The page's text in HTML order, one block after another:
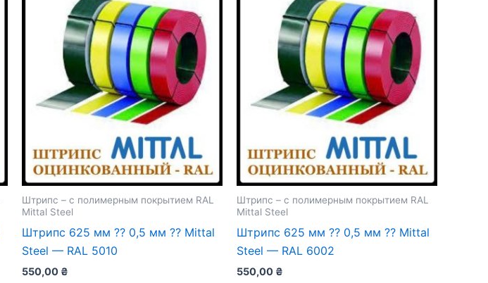
Штрипс – с полимерным покрытием RAL
Mittal Steel
Штрипс 625 мм ⁇ 0,5 мм ⁇ Mittal
Steel — RAL 5010
550,00 ₴
Штрипс – с полимерным покрытием RAL
Mittal Steel
Штрипс 625 мм ⁇ 0,5 мм ⁇ Mittal
Steel — RAL 6002
550,00 ₴